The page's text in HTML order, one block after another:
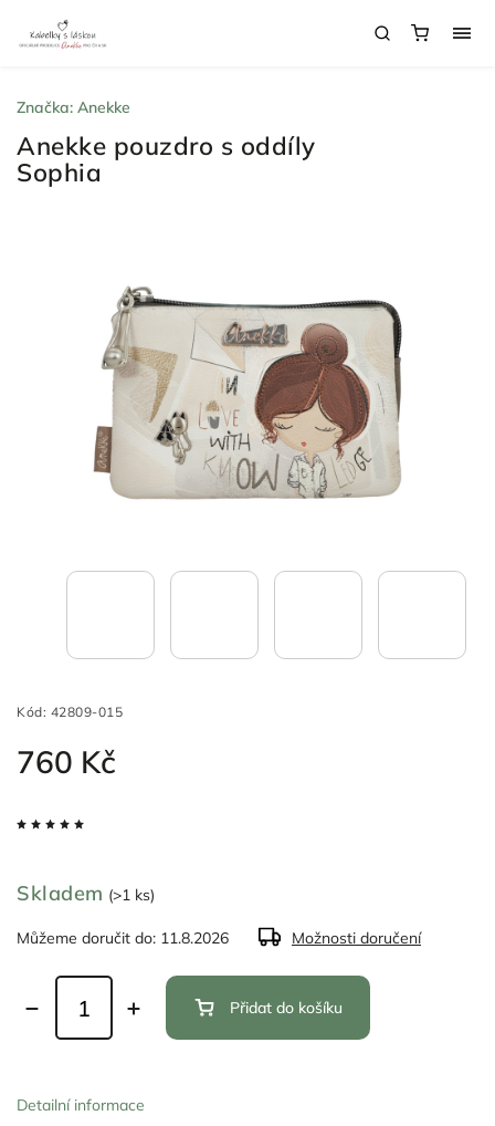
Anekke pouzdro s oddíly
Sophia
Kód: 42809-015
760 Kč
Značka: Anekke
Skladem (>1 ks)
Můžeme doručit do: 11.8.2026 Možnosti doručení
Přidat do košíku
Detailní informace